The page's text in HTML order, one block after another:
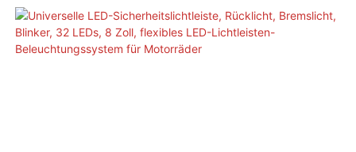
Fahrradkopf im Retro-Silikon-Front-LED-Fahrradlicht-Set mit Rücklicht
verfügt über Funktionen, die normale, ähnliche Produkte nicht haben. Mit
diesen Vorzügen wird es sich sicherlich auf dem Markt abheben